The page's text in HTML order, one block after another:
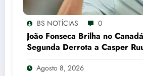
BS NOTÍCIAS 0
João Fonseca Brilha no
Segunda Derrota a Casper
Garante Vaga nas Oitavas em
CNN Brasil
Agosto 8, 2026